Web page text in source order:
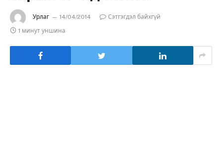
Урлаг 14/04/2014
Сэтгэгдэл байхгүй
1 минут уншина